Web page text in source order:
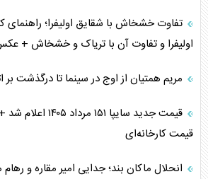
تفاوت خشخاش با شقایق اولیفرا؛ راهنمای
اولیفرا و تفاوت آن با تریاک و خشخاش +
مریم همتیان از اوج در سینما تا درگذشت بر
قیمت جدید سایپا ۱۵۱
قیمت کارخانه‌ای
انحلال ماکان بند؛ جدایی امیر مقاره و